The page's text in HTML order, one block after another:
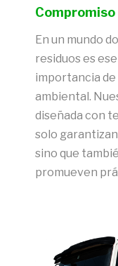
En un mundo
residuos es
importancia
ambiental.
diseñada con
solo
sino que
promueven